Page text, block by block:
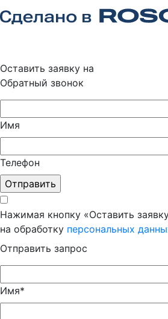
Оставить заявку на
Обратный звонок
Имя
Телефон
Нажимая кнопку «Оставить
на обработку персональных
Отправить запрос
Имя*